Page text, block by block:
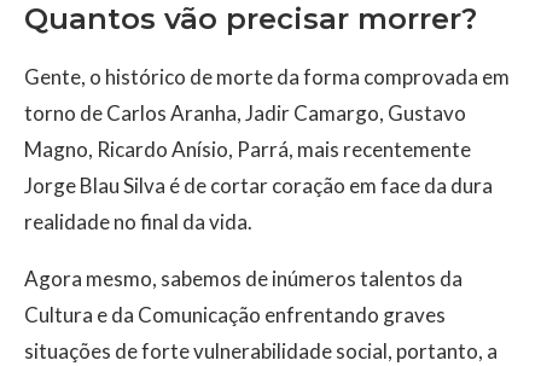
Quantos vão precisar morrer?
Gente, o histórico de morte da forma comprovada em
torno de Carlos Aranha, Jadir Camargo, Gustavo
Magno, Ricardo Anísio, Parrá, mais recentemente
Jorge Blau Silva é de cortar coração em face da dura
realidade no final da vida.
Agora mesmo, sabemos de inúmeros talentos da
Cultura e da Comunicação enfrentando graves
situações de forte vulnerabilidade social, portanto, a